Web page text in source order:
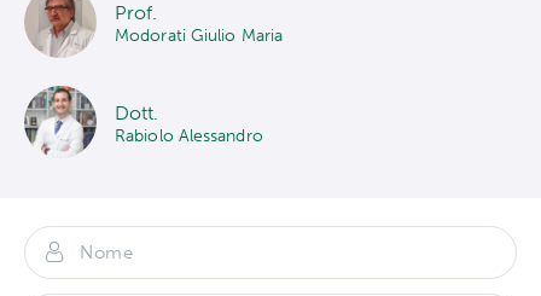
Prof.
Modorati Giulio Maria
Dott.
Rabiolo Alessandro